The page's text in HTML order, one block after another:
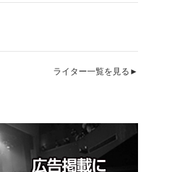
ライター一覧を見る►